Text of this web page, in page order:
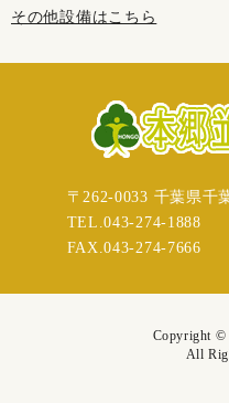
その他設備はこちら
〒262-0033 千葉県千
TEL.043-274-1888
FAX.043-274-7666
Copyright ©
All